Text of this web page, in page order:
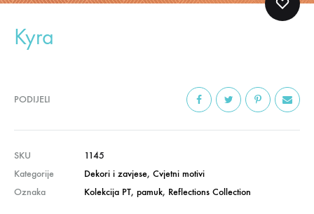
Kyra
PODIJELI
SKU
1145
Kategorije
Dekori i zavjese, Cvjetni motivi
Oznaka
Kolekcija PT, pamuk, Reflections Collection